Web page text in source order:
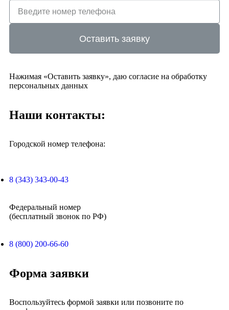
Оставить заявку
Нажимая «Оставить заявку», даю согласие на обработку
персональных данных
Наши контакты:
Городской номер телефона:
8 (343) 343-00-43
Федеральный номер
(бесплатный звонок по РФ)
8 (800) 200-66-60
Форма заявки
Воспользуйтесь формой заявки или позвоните по